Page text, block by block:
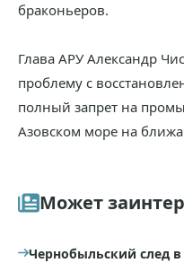
браконьеров.
Глава АРУ Александр
проблему с
полный запрет на
Азовском море на
Может
Чернобыльский след